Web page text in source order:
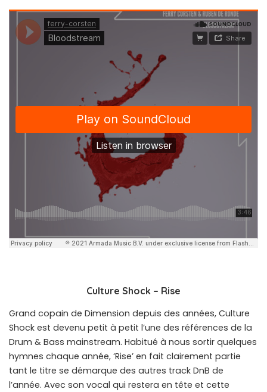
Culture Shock – Rise
Grand copain de Dimension depuis des années, Culture
Shock est devenu petit à petit l’une des références de la
Drum & Bass mainstream. Habitué à nous sortir quelques
hymnes chaque année, ‘Rise’ en fait clairement partie
tant le titre se démarque des autres track DnB de
l’année. Avec son vocal qui restera en tête et cette